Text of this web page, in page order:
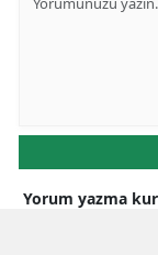
Yorum yazma